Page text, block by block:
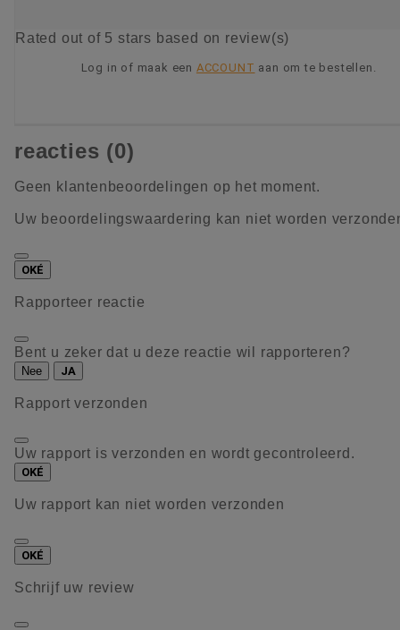
Rated out of 5 stars based on review(s)
Log in of maak een ACCOUNT aan om te bestellen.
reacties (0)
Geen klantenbeoordelingen op het moment.
Uw beoordelingswaardering kan niet worden
OKÉ
Rapporteer reactie
Bent u zeker dat u deze reactie wil rapporteren?
Nee JA
Rapport verzonden
Uw rapport is verzonden en wordt gecontroleerd.
OKÉ
Uw rapport kan niet worden verzonden
OKÉ
Schrijf uw review